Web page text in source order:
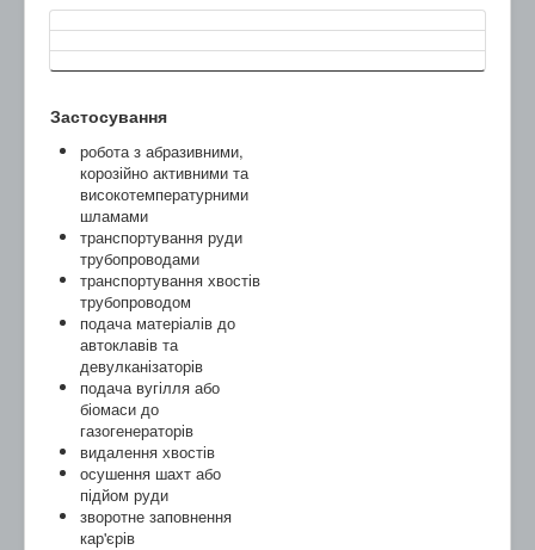
Застосування
робота з абразивними,
корозійно активними та
високотемпературними
шламами
транспортування руди
трубопроводами
транспортування хвостів
трубопроводом
подача матеріалів до
автоклавів та
девулканізаторів
подача вугілля або
біомаси до
газогенераторів
видалення хвостів
осушення шахт або
підйом руди
зворотне заповнення
кар'єрів